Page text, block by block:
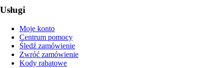
Usługi
Moje konto
Centrum pomocy
Śledź zamówienie
Zwróć zamówienie
Kody rabatowe